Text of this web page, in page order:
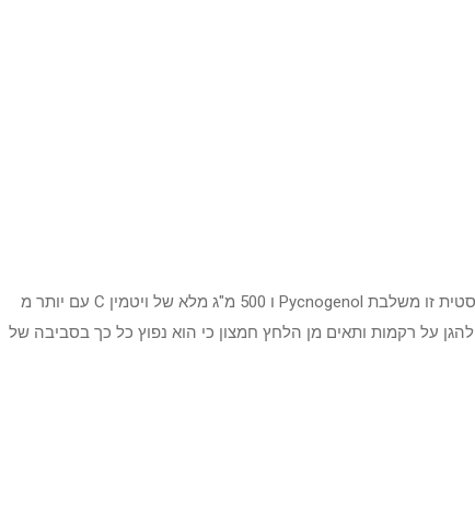
Pycnogenol העליון הוא קומפלקס אנרגיה נוגדת חמצון ארוז שמציעות Pycnogenol, פרימיום, נחקר מדעית קליפת קליפת האורן. נוסחה סינרגיסטית זו משלבת Pycnogenol ו 500 מ"ג מלא של ויטמין C עם יותר מ
-25 נוגדי חמצון נוספים הנגזרות מן הצמח עבור מגוון רחב של הגנה רדיקלים חופשיים המומלצים על ידי מדענים רבים. יחד אלה compounds להגן על רקמות ותאים מן הלחץ חמצון כי הוא נפוץ כל כך בסביבה של